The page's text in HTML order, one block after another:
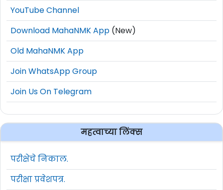
YouTube Channel
Download MahaNMK App (New)
Old MahaNMK App
Join WhatsApp Group
Join Us On Telegram
महत्वाच्या लिंक्स
परीक्षेचे निकाल.
परीक्षा प्रवेशपत्र.